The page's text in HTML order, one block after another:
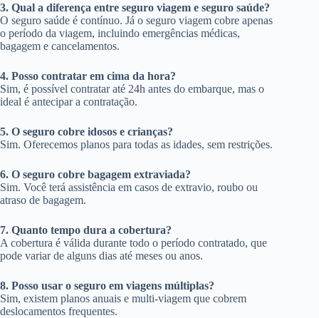
3. Qual a diferença entre seguro viagem e seguro saúde?
O seguro saúde é contínuo. Já o seguro viagem cobre apenas
o período da viagem, incluindo emergências médicas,
bagagem e cancelamentos.
4. Posso contratar em cima da hora?
Sim, é possível contratar até 24h antes do embarque, mas o
ideal é antecipar a contratação.
5. O seguro cobre idosos e crianças?
Sim. Oferecemos planos para todas as idades, sem restrições.
6. O seguro cobre bagagem extraviada?
Sim. Você terá assistência em casos de extravio, roubo ou
atraso de bagagem.
7. Quanto tempo dura a cobertura?
A cobertura é válida durante todo o período contratado, que
pode variar de alguns dias até meses ou anos.
8. Posso usar o seguro em viagens múltiplas?
Sim, existem planos anuais e multi-viagem que cobrem
deslocamentos frequentes.